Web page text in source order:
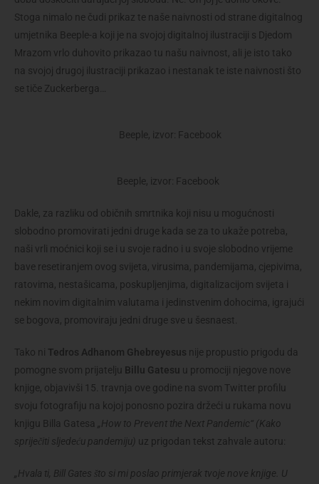
Stoga nimalo ne čudi prikaz te naše naivnosti od strane digitalnog
umjetnika Beeple-a koji je na svojoj digitalnoj ilustraciji s Djedom
Mrazom vrlo duhovito prikazao tu našu naivnost, ali je isto tako
na svojoj drugoj ilustraciji prikazao i nestanak te iste naivnosti što
se tiče Zuckerberga…
Beeple, izvor: Facebook
Beeple, izvor: Facebook
Dakle, za razliku od običnih smrtnika koji nisu u mogućnosti
slobodno promovirati jedni druge kada se za to ukaže potreba,
naši vrli moćnici koji se i u svoje radno i u svoje slobodno vrijeme
bave resetiranjem ovog svijeta, virusima, pandemijama, cjepivima,
ratovima, nestašicama, poskupljenjima, digitalizacijom svijeta i
nekim novim digitalnim valutama i jedinstvenim dohocima, igrajući
se bogova, promoviraju jedni druge sve u šesnaest.
Tako ni Tedros Adhanom Ghebreyesus nije propustio prigodu da
pomogne svom prijatelju Billu Gatesu u promociji njegove nove
knjige, objavivši 15. travnja ove godine na svom Twitter profilu
svoju fotografiju na kojoj ponosno pozira držeći u rukama novu
knjigu Billa Gatesa
„How to Prevent the Next Pandemic“ (Kako
spriječiti sljedeću pandemiju) uz prigodan tekst zahvale autoru:
„Hvala ti, Bill Gates što si mi poslao primjerak tvoje nove knjige. U